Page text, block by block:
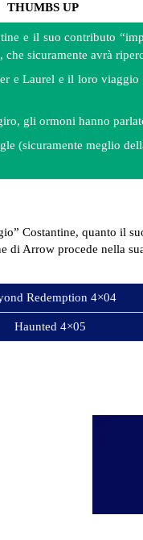
THUMBS UP
e il suo contributo
che sicuramente avrà
e Laurel e il loro viaggio
gli ormoni hanno
(sicuramente meglio
Costantine, quanto il
di Arrow procede nella
Redemption 4×04
Haunted 4×05